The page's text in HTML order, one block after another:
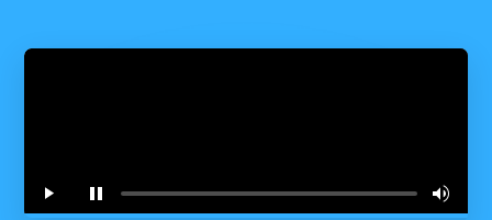
play_arrow pause volume_up